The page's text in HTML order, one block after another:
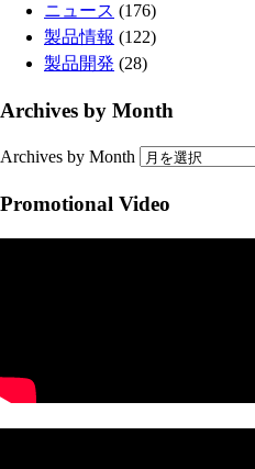
ニュース (176)
製品情報 (122)
製品開発 (28)
Archives by Month
Archives by Month
Promotional Video